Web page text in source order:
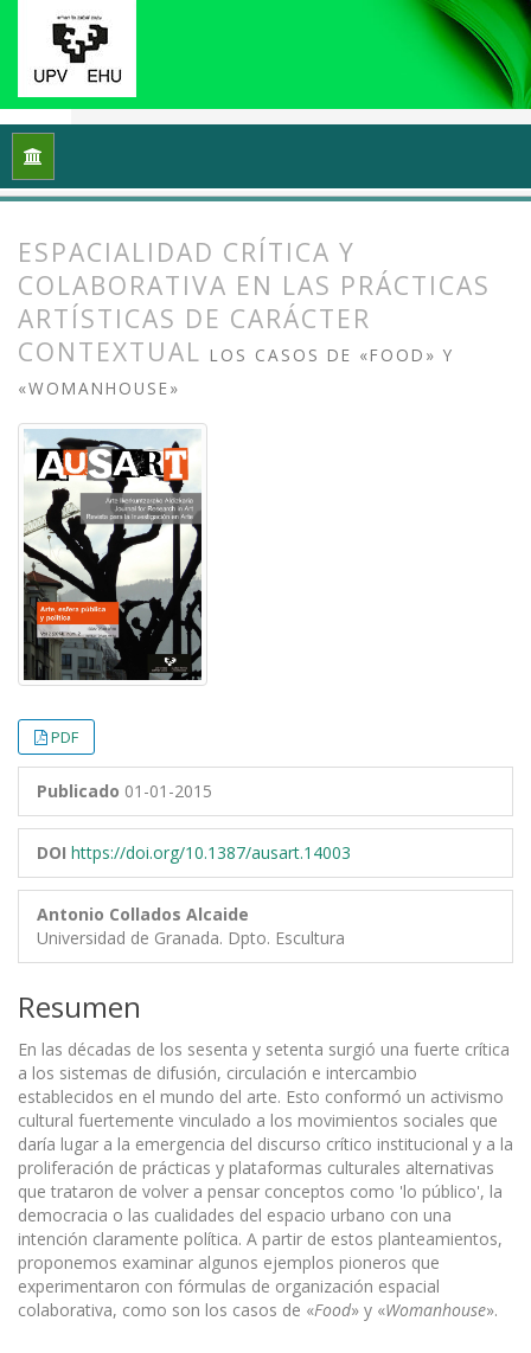
Inicio
ESPACIALIDAD CRÍTICA Y
COLABORATIVA EN LAS PRÁCTICAS
ARTÍSTICAS DE CARÁCTER
CONTEXTUAL LOS CASOS DE «FOOD» Y
«WOMANHOUSE»
PDF
Publicado 01-01-2015
DOI https://doi.org/10.1387/ausart.14003
Antonio Collados Alcaide
Universidad de Granada. Dpto. Escultura
Resumen
En las décadas de los sesenta y setenta surgió una fuerte crítica
a los sistemas de difu­sión, circulación e intercambio
establecidos en el mundo del arte. Esto conformó un activismo
cultural fuertemente vinculado a los movimientos sociales que
daría lugar a la emergencia del discurso crítico institucional y a la
proliferación de prácticas y plataformas culturales alternativas
que trataron de volver a pensar conceptos como 'lo público', la
democracia o las cualidades del espacio urbano con una
intención claramente política. A partir de estos planteamientos,
propo­nemos examinar algunos ejemplos pioneros que
experimentaron con fórmulas de organización espacial
colaborativa, como son los casos de «Food» y «Womanhouse».